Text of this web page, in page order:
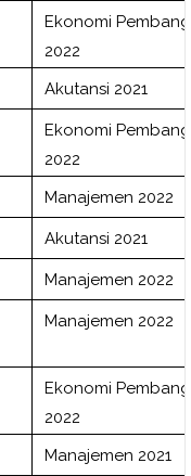
Ekonomi
2022
Akutansi 2021
Ekonomi
2022
Manajemen 2022
Akutansi 2021
Manajemen 2022
Manajemen 2022
Ekonomi
2022
Manajemen 2021